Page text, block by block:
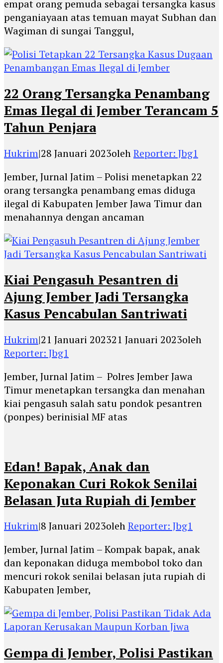
empat orang pemuda sebagai tersangka kasus
penganiayaan atas temuan mayat Subhan dan
Wagiman di sungai Tanggul,
22 Orang Tersangka Penambang
Emas Ilegal di Jember Terancam 5
Tahun Penjara
Hukrim|28 Januari 2023olehReporter: Jbg1
Jember, Jurnal Jatim – Polisi menetapkan 22
orang tersangka penambang emas diduga
ilegal di Kabupaten Jember Jawa Timur dan
menahannya dengan ancaman
Kiai Pengasuh Pesantren di
Ajung Jember Jadi Tersangka
Kasus Pencabulan Santriwati
Hukrim|21 Januari 202321 Januari 2023oleh
Reporter: Jbg1
Jember, Jurnal Jatim – Polres Jember Jawa
Timur menetapkan tersangka dan menahan
kiai pengasuh salah satu pondok pesantren
(ponpes) berinisial MF atas
Edan! Bapak, Anak dan
Keponakan Curi Rokok Senilai
Belasan Juta Rupiah di Jember
Hukrim|8 Januari 2023olehReporter: Jbg1
Jember, Jurnal Jatim – Kompak bapak, anak
dan keponakan diduga membobol toko dan
mencuri rokok senilai belasan juta rupiah di
Kabupaten Jember,
Gempa di Jember, Polisi Pastikan